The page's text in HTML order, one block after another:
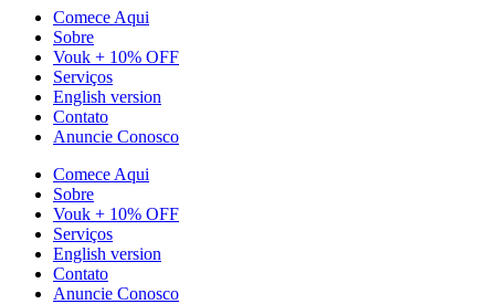
Comece Aqui
Sobre
Vouk + 10% OFF
Serviços
English version
Contato
Anuncie Conosco
Comece Aqui
Sobre
Vouk + 10% OFF
Serviços
English version
Contato
Anuncie Conosco